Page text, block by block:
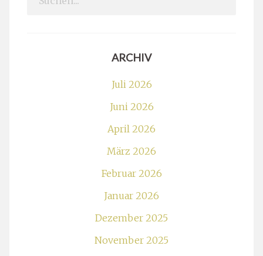
ARCHIV
Juli 2026
Juni 2026
April 2026
März 2026
Februar 2026
Januar 2026
Dezember 2025
November 2025